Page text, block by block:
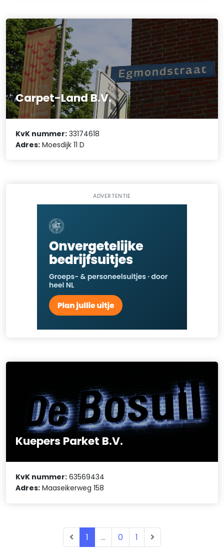
Carpet-Land B.V.
KvK nummer: 33174618
Adres: Moesdijk 11 D
ADVERTENTIE
Kuepers Parket B.V.
KvK nummer: 63569434
Adres: Maaseikerweg 158
1 ... 0 1